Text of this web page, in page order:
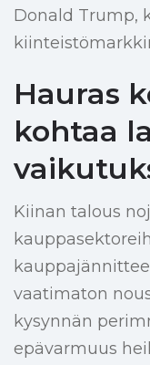
Donald Trump,
Hauras
kohtaa
Kiinan talous
vaatimaton
kysynnän
epävarmuus